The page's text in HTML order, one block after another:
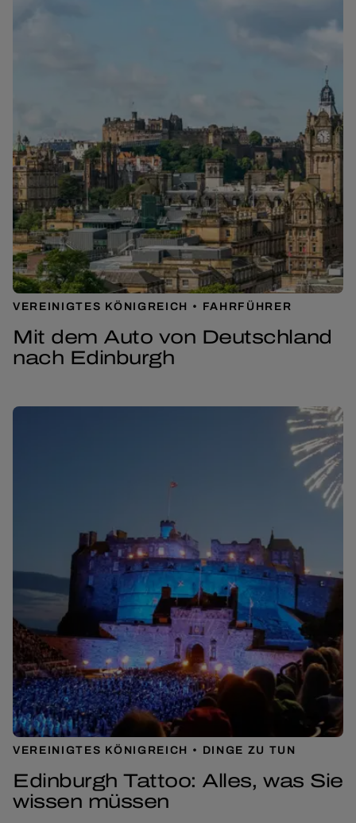
VEREINIGTES KÖNIGREICH FAHRFÜHRER
Mit dem Auto von Deutschland
nach Edinburgh
VEREINIGTES KÖNIGREICH DINGE ZU TUN
Edinburgh Tattoo: Alles, was Sie
wissen müssen